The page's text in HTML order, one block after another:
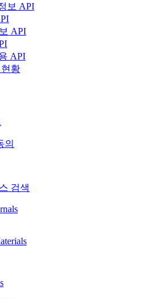
보 API
API
API
황
의
검색